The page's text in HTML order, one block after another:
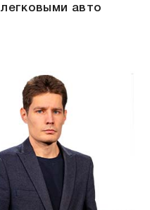
легковыми авто